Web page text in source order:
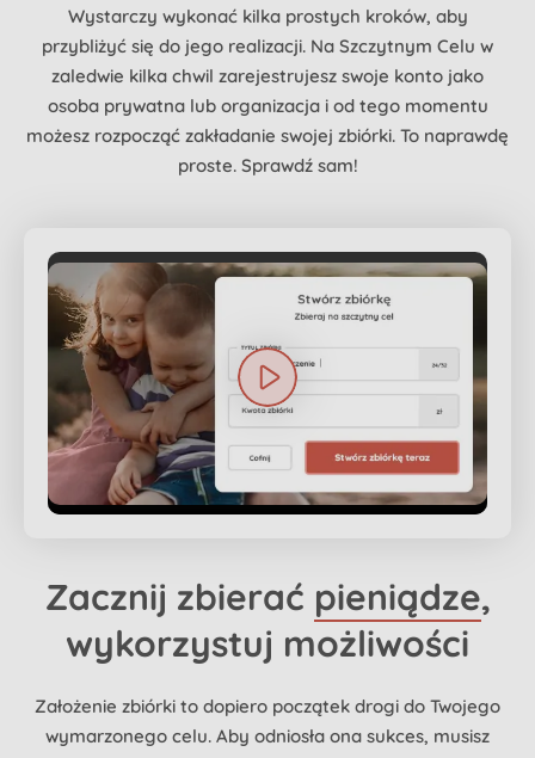
Wystarczy wykonać kilka prostych kroków, aby
przybliżyć się do jego realizacji. Na Szczytnym Celu w
zaledwie kilka chwil zarejestrujesz swoje konto jako
osoba prywatna lub organizacja i od tego momentu
możesz rozpocząć zakładanie swojej zbiórki. To naprawdę
proste. Sprawdź sam!
Zacznij zbierać pieniądze,
wykorzystuj możliwości
Założenie zbiórki to dopiero początek drogi do Twojego
wymarzonego celu. Aby odniosła ona sukces, musisz